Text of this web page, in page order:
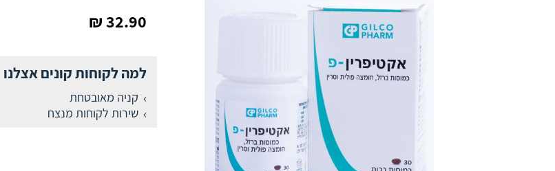
32.90 ₪
למה לקוחות קונים אצלנו
קניה מאובטחת
שירות לקוחות מנצח